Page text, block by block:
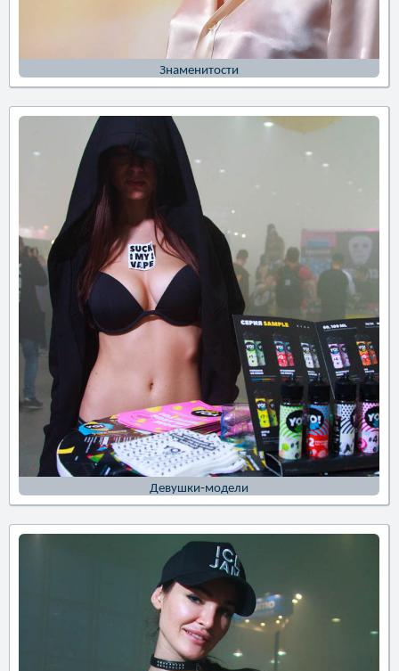
Знаменитости
Девушки-модели